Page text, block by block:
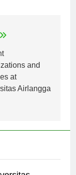
and
at